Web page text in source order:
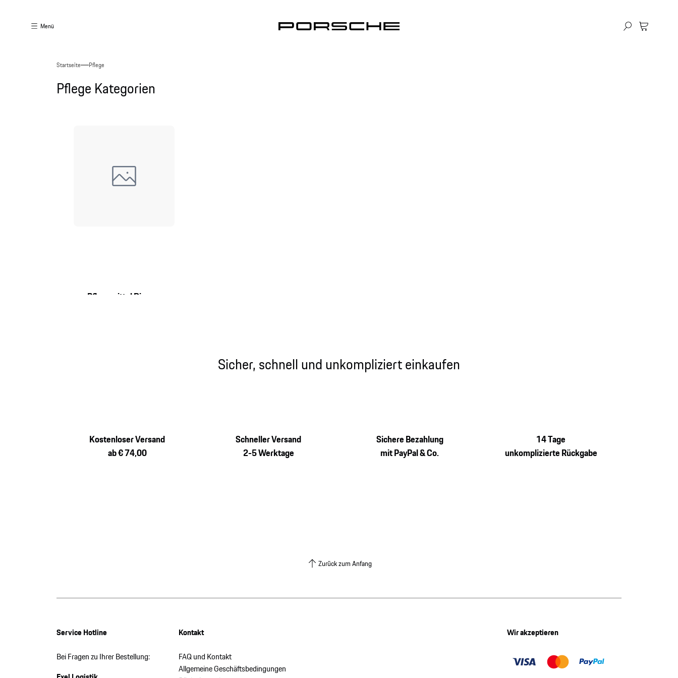
Menü
Startseite Pflege
Pflege Kategorien
Pflegemittel Diverse
Sicher, schnell und unkompliziert einkaufen
Kostenloser Versand
ab € 74,00
Schneller Versand
2-5 Werktage
Sichere Bezahlung
mit PayPal & Co.
14 Tage
unkomplizierte Rückgabe
Zurück zum Anfang
Service Hotline
Bei Fragen zu Ihrer Bestellung:
Kontakt
FAQ und Kontakt
Allgemeine Geschäftsbedingungen
Wir akzeptieren